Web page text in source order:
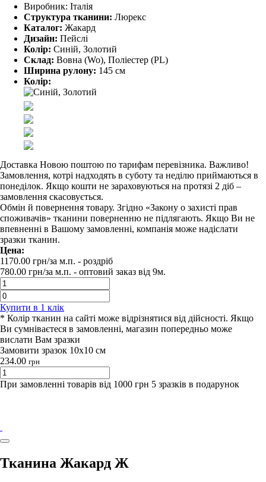
Виробник: Італія
Структура тканини: Люрекс
Каталог: Жакард
Дизайн: Пейслі
Колір: Синій, Золотий
Склад: Вовна (Wo), Поліестер (PL)
Ширина рулону: 145 см
Колір:
Доставка Новою поштою по тарифам перевізника. Важливо!
Замовлення, котрі надходять в суботу та неділю приймаються в
понеділок. Якщо кошти не зараховуються на протязі 2 діб –
замовлення скасовується.
Обмін й повернення товару. Згідно «Закону о захисті прав
споживачів» тканини поверненню не підлягають. Якщо Ви не
впевненні в Вашому замовленні, компанія може надіслати
зразки тканин.
Цена:
1170.00 грн/за м.п. - роздрiб
780.00 грн/за м.п. - оптовий заказ вiд 9м.
Купити в 1 клiк
* Колір тканин на сайті може відрізнятися від дійсності. Якщо
Ви сумніваєтеся в замовленні, магазин попередньо може
вислати Вам зразки
Замовити зразок 10х10 см
234.00 грн
При замовленні товарів від 1000 грн 5 зразків в подарунок
Тканина Жакард Ж